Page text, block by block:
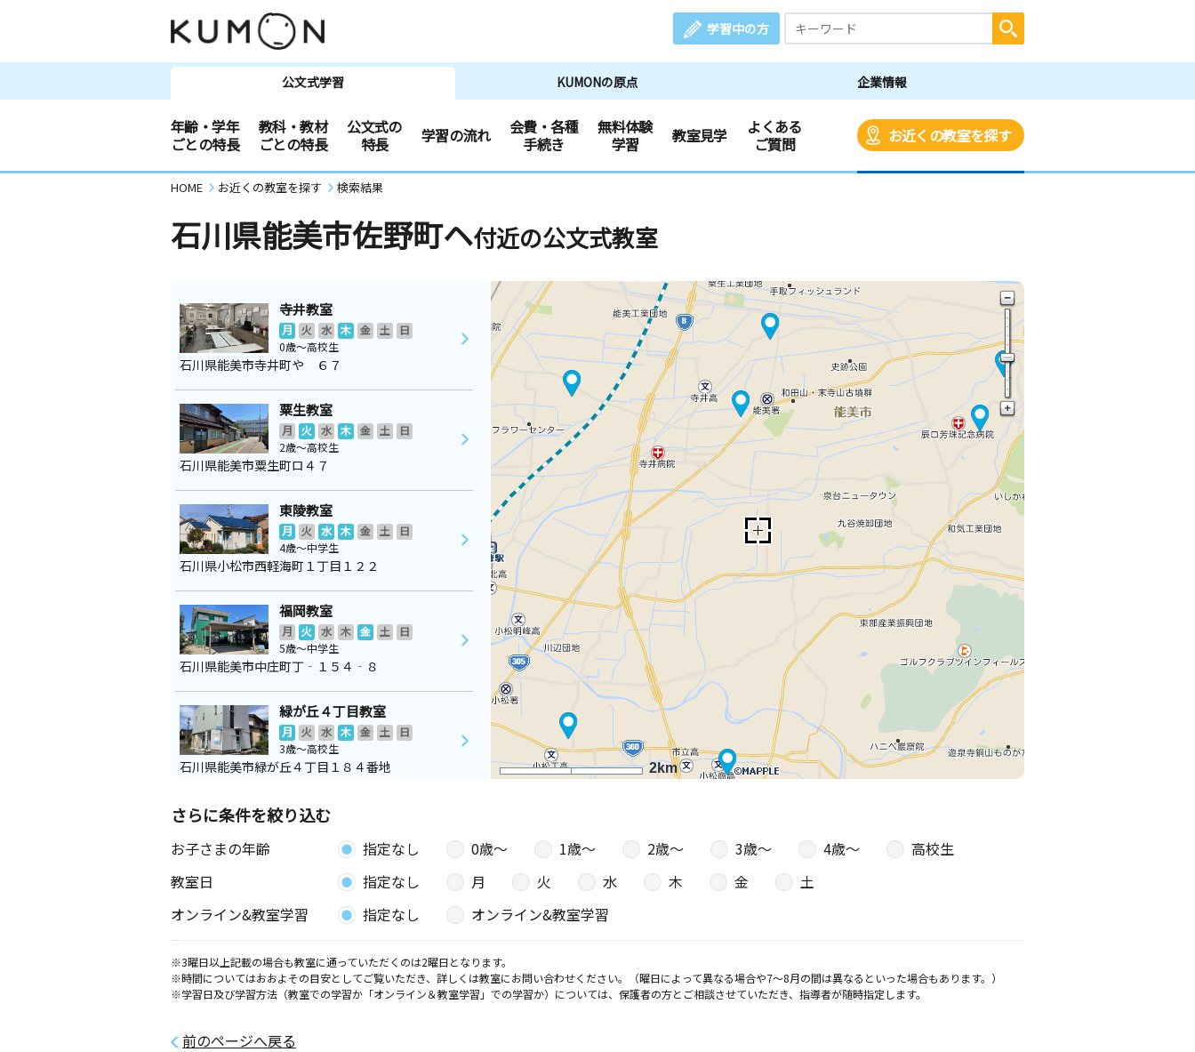
学習中の方
公文式学習 KUMONの原点 企業情報
年齢・学年
ごとの特長
教科・教材
ごとの特長
公文式の
特長
学習の流れ
会費・各種
手続き
無料体験
学習
教室見学
よくある
ご質問
お近くの教室を探す
HOME お近くの教室を探す 検索結果
石川県能美市佐野町ヘ付近の公文式教室
2km
寺井教室
月 火 水 木 金 土
日
0歳～高校生
石川県能美市寺井町や ６７
粟生教室
月 火 水 木 金 土
日
2歳～高校生
石川県能美市粟生町ロ４７
東陵教室
月 火 水 木 金 土
日
4歳～中学生
石川県小松市西軽海町１丁目１２２
福岡教室
月 火 水 木 金 土
日
5歳～中学生
石川県能美市中庄町丁‐１５４‐８
緑が丘４丁目教室
月 火 水 木 金 土
日
3歳～高校生
石川県能美市緑が丘４丁目１８４番地
白江教室
2歳～高校生
辰口教室
石川県能美市上開発町１０５ リーフガーデン
Ｄ－２
さらに条件を絞り込む
お子さまの年齢 指定なし 0歳〜 1歳〜 2歳〜 3歳〜 4歳〜
高校生
教室日
指定なし 月 火 水 木 金
土
オンライン&教室学習
指定なし オンライン&教室学習
※3曜日以上記載の場合も教室に通っていただくのは2曜日となります。
※時間についてはおおよその目安としてご覧いただき、詳しくは教室にお問い合わせください。（曜日によって異なる場合や7～8月の間は異なるといった場合もあります。）
※学習日及び学習方法（教室での学習か「オンライン＆教室学習」での学習か）については、保護者の方とご相談させていただき、指導者が随時指定します。
前のページへ戻る